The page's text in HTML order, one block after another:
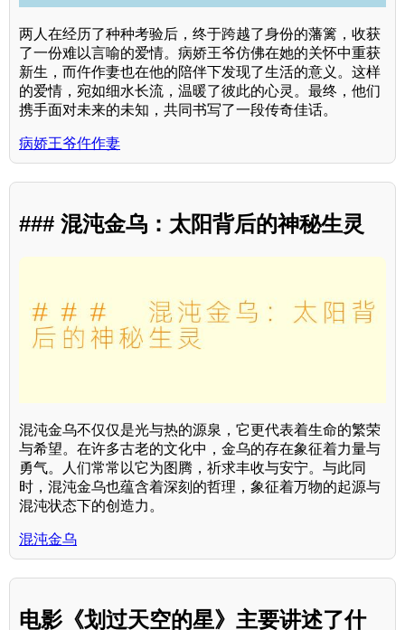
两人在经历了种种考验后，终于跨越了身份的藩篱，收获
了一份难以言喻的爱情。病娇王爷仿佛在她的关怀中重获
新生，而仵作妻也在他的陪伴下发现了生活的意义。这样
的爱情，宛如细水长流，温暖了彼此的心灵。最终，他们
携手面对未来的未知，共同书写了一段传奇佳话。
病娇王爷仵作妻
### 混沌金乌：太阳背后的神秘生灵
混沌金乌不仅仅是光与热的源泉，它更代表着生命的繁荣
与希望。在许多古老的文化中，金乌的存在象征着力量与
勇气。人们常常以它为图腾，祈求丰收与安宁。与此同
时，混沌金乌也蕴含着深刻的哲理，象征着万物的起源与
混沌状态下的创造力。
混沌金乌
电影《划过天空的星》主要讲述了什